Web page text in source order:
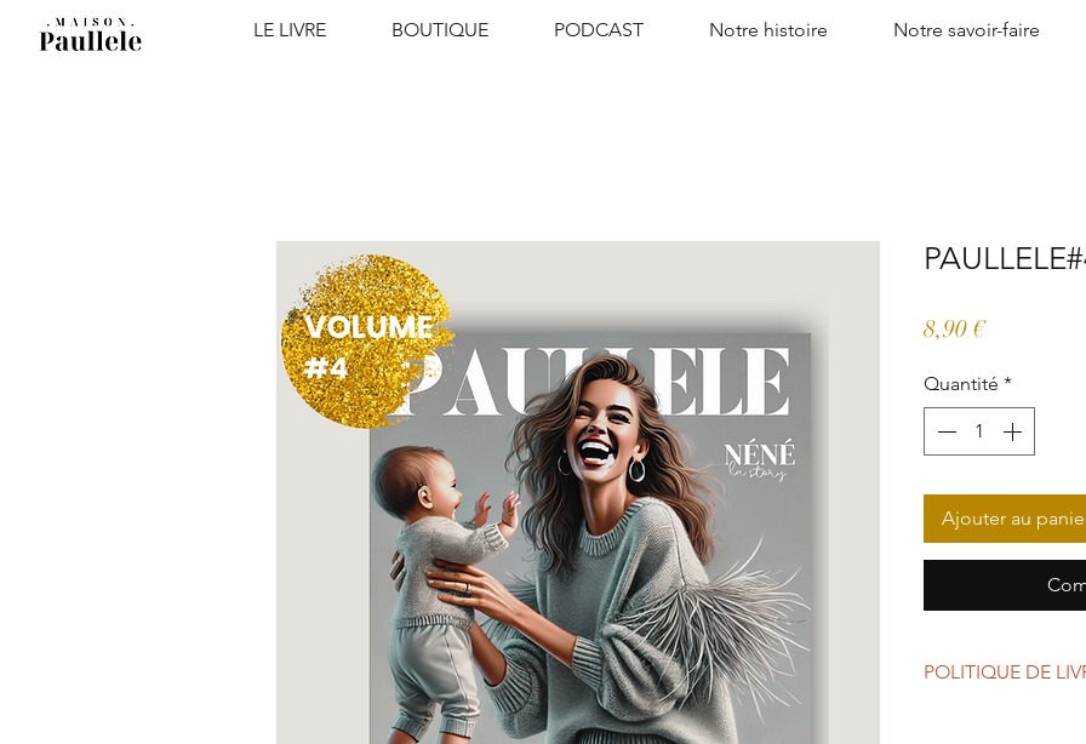
LE LIVRE BOUTIQUE PODCAST Notre histoire Notre savoir-faire
8,90 €Prix
Quantité *
Ajouter au
POLITIQUE DE